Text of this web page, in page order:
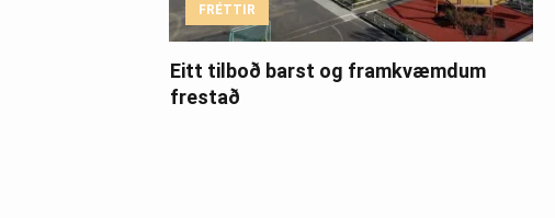
FRÉTTIR
Eitt tilboð barst og framkvæmdum
frestað